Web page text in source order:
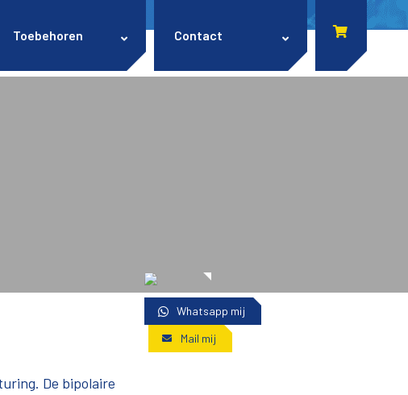
Toebehoren Contact
Whatsapp mij
Mail mij
De bipolaire